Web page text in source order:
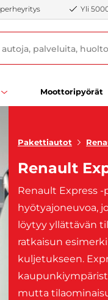
Yli
Moottoripyörät
Pakettiautot
Renault
Renault Express
hyötyajoneuvoa,
löytyy yllättävän
ratkaisun
kuljetukseen.
mutta